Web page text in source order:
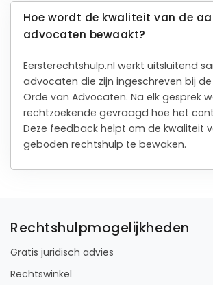
Hoe wordt de kwaliteit van de
advocaten bewaakt?
Eersterechtshulp.nl werkt uitsluitend
advocaten die zijn ingeschreven bij
Orde van Advocaten. Na elk gesprek
rechtzoekende gevraagd hoe het
Deze feedback helpt om de kwaliteit
geboden rechtshulp te bewaken.
Rechtshulpmogelijkheden
Gratis juridisch advies
Rechtswinkel